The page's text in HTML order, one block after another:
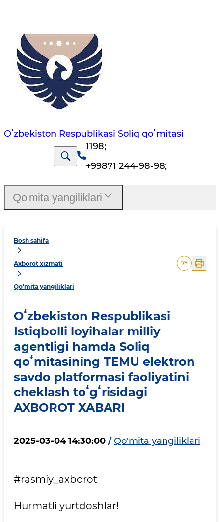
Oʻzbekiston Respublikasi Soliq qoʻmitasi
1198;
+99871 244-98-98;
Bosh sahifa
Axborot xizmati
Qo'mita yangiliklari
7+
Oʻzbekiston Respublikasi
Istiqbolli loyihalar milliy
agentligi hamda Soliq
qoʻmitasining TEMU elektron
savdo platformasi faoliyatini
cheklash toʻgʻrisidagi
AXBOROT XABARI
2025-03-04 14:30:00 / Qo'mita yangiliklari
#rasmiy_axborot
Hurmatli yurtdoshlar!
Qo'mita yangiliklari